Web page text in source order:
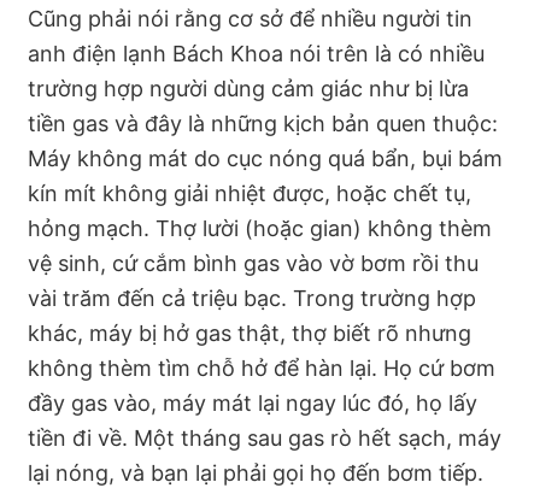
Cũng phải nói rằng cơ sở để nhiều người tin
anh điện lạnh Bách Khoa nói trên là có nhiều
trường hợp người dùng cảm giác như bị lừa
tiền gas và đây là những kịch bản quen thuộc:
Máy không mát do cục nóng quá bẩn, bụi bám
kín mít không giải nhiệt được, hoặc chết tụ,
hỏng mạch. Thợ lười (hoặc gian) không thèm
vệ sinh, cứ cắm bình gas vào vờ bơm rồi thu
vài trăm đến cả triệu bạc. Trong trường hợp
khác, máy bị hở gas thật, thợ biết rõ nhưng
không thèm tìm chỗ hở để hàn lại. Họ cứ bơm
đầy gas vào, máy mát lại ngay lúc đó, họ lấy
tiền đi về. Một tháng sau gas rò hết sạch, máy
lại nóng, và bạn lại phải gọi họ đến bơm tiếp.